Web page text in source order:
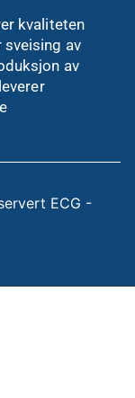
kvaliteten
av
av
ECG -